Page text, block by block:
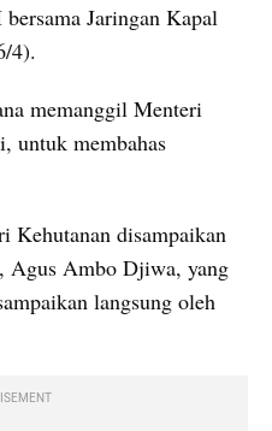
Jaringan Kapal
4).
memanggil Menteri
untuk membahas
Kehutanan disampaikan
Agus Ambo Djiwa, yang
langsung oleh